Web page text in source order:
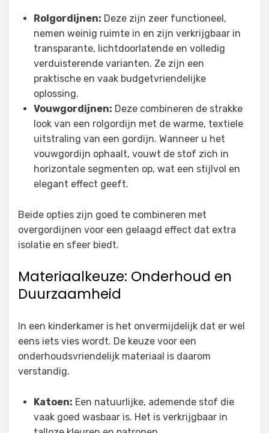
Rolgordijnen: Deze zijn zeer functioneel,
nemen weinig ruimte in en zijn verkrijgbaar in
transparante, lichtdoorlatende en volledig
verduisterende varianten. Ze zijn een
praktische en vaak budgetvriendelijke
oplossing.
Vouwgordijnen: Deze combineren de strakke
look van een rolgordijn met de warme, textiele
uitstraling van een gordijn. Wanneer u het
vouwgordijn ophaalt, vouwt de stof zich in
horizontale segmenten op, wat een stijlvol en
elegant effect geeft.
Beide opties zijn goed te combineren met
overgordijnen voor een gelaagd effect dat extra
isolatie en sfeer biedt.
Materiaalkeuze: Onderhoud en
Duurzaamheid
In een kinderkamer is het onvermijdelijk dat er wel
eens iets vies wordt. De keuze voor een
onderhoudsvriendelijk materiaal is daarom
verstandig.
Katoen: Een natuurlijke, ademende stof die
vaak goed wasbaar is. Het is verkrijgbaar in